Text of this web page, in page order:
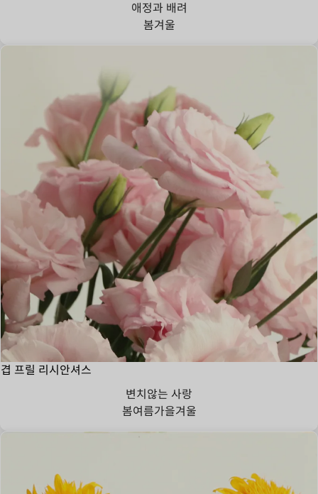
애정과 배려
봄겨울
겹 프릴 리시안셔스
변치않는 사랑
봄여름가을겨울